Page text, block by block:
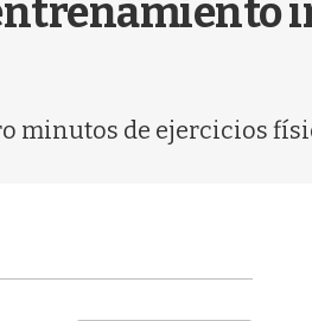
minutos de ejercicios